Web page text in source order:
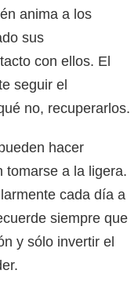
anima a los
sus
con ellos. El
seguir el
no, recuperarlos.
hacer
tomarse a la ligera.
cada día a
siempre que
y sólo invertir el